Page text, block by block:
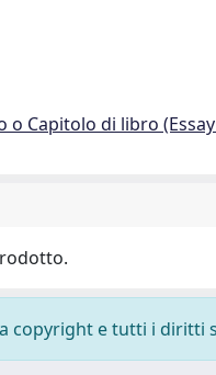
o Capitolo di libro
copyright e tutti i diritti